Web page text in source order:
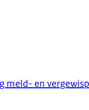
meld- en